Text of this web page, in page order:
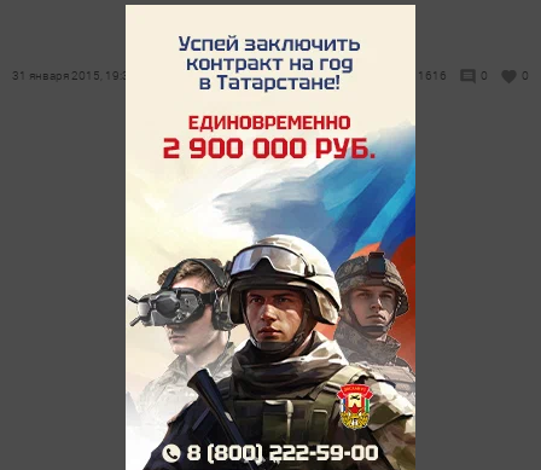
31 января 2015, 19:39 1616 0 0